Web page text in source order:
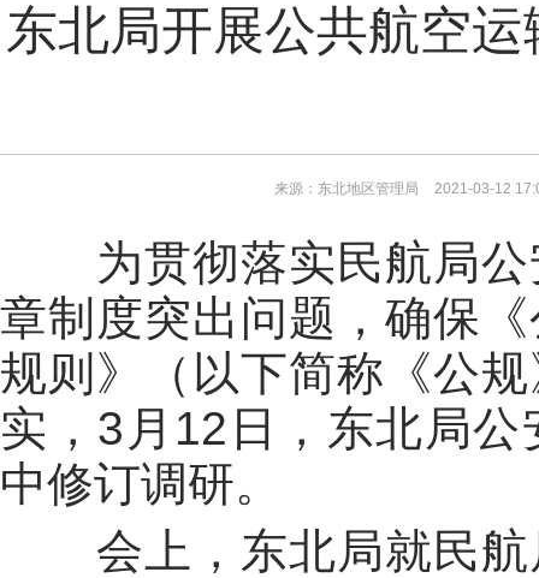
东北局开展公共航空
来源：东北地区管理局 2021-03-12
为贯彻落实民航局
章制度突出问题，确保
规则》（以下简称《公
实，3月12日，东北局
中修订调研。
会上，东北局就民
浪
键
模